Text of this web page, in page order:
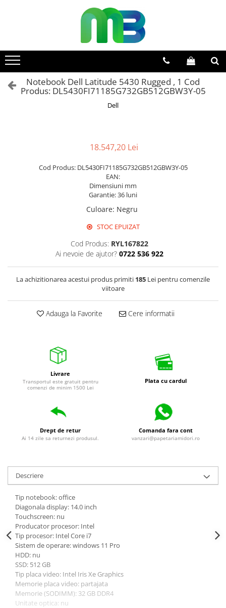
Articole din hartie
Agende si calendare
Hartie color
Stilouri si rollere cu rezerve de
Creioane
Rollere cu cerneala
Markere
Markere pe baza de vopsea
Markere pentru whiteboard si
flipchart
Markere speciale
Markere acrilice
Markere acrilice cu efect metalic
Markere universale
Textmarkere
Rezerve cerneala si mine pix
Ambalare si etichetare
Accesorii si cutii din carton
Aparate pentru aplicat preturi
Benzi adezive si accesorii
Notebook Dell Latitude 5430 Rugged , 1 Cod
Produs: DL5430FI71185G732GB512GBW3Y-05
Dell
18.547,20 Lei
Cod Produs: DL5430FI71185G732GB512GBW3Y-05
EAN:
Dimensiuni mm
Garantie: 36 luni
Culoare: Negru
STOC EPUIZAT
Cod Produs: RYL167822
Ai nevoie de ajutor? 0722 536 922
La achizitionarea acestui produs primiti 185 Lei pentru comenzile
viitoare
Adauga la Favorite Cere informatii
Livrare
Transportul este gratuit pentru
comenzi de minim 1500 Lei
Plata cu cardul
Drept de retur
Ai 14 zile sa returnezi produsul.
Comanda fara cont
vanzari@papetariamidori.ro
Descriere
Tip notebook: office
Diagonala display: 14.0 inch
Touchscreen: nu
Producator procesor: Intel
Tip procesor: Intel Core i7
Sistem de operare: windows 11 Pro
HDD: nu
SSD: 512 GB
Tip placa video: Intel Iris Xe Graphics
Memorie placa video: partajata
Memorie (SODIMM): 32 GB DDR4
Unitate optica: nu